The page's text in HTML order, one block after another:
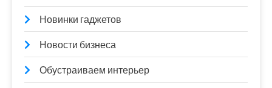
Новинки гаджетов
Новости бизнеса
Обустраиваем интерьер